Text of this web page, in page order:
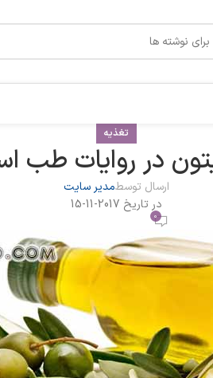
تغذیه
در روایات طب
ارسال توسطمدیر سایت
در تاریخ 2017-11-15
0